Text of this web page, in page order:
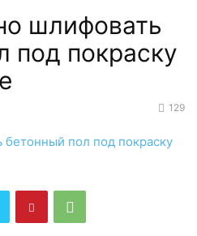
шлифовать
под покраску
129